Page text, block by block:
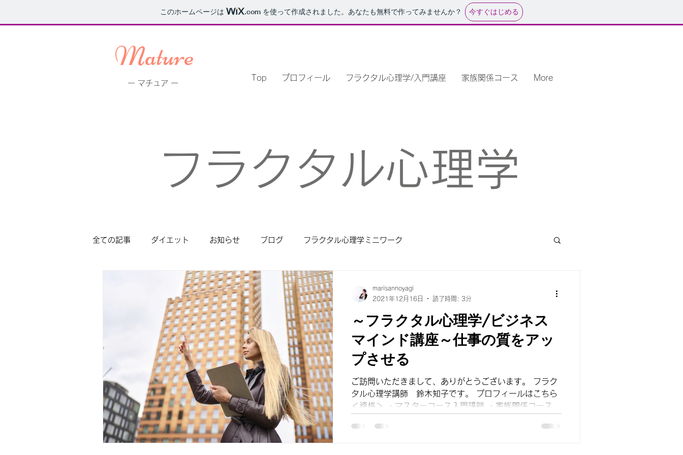
このホームページは .com を使って作成されました。あなたも無料で作ってみませんか？ 今すぐはじめる
Mature
ー マチュア ー
Top プロフィール フラクタル心理学/入門講座 家族関係コース More
フラクタル心理学
全ての記事 ダイエット お知らせ ブログ フラクタル心理学ミニワーク
インナーチャイルドの癒し/ミニワーク お茶会 ご感想
カウンセリングメニュー＆料金 フラクタル心理学/ショートプログラム 人を変える魔法の講座
占いいらずの未来予知（LDP) 子どもが勉強好きになる講座 ビジネスマインド講座
フラクタル心理学/家族関係コース フラクタル心理学とは オンライン無料体験会
～フラクタル心理学/ビジネス
マインド講座～仕事の質をアッ
プさせる
ご訪問いただきまして、ありがとうございます。 フラク
タル心理学講師 鈴木知子です。 プロフィールはこちら
＜資格＞ ・マスターコース入門講師 ・家族関係コース講
タル心理カウンセラー3級 【電話でサクッとお問い合わ
marisannoyagi
2021年12月16日
読了時間: 3分